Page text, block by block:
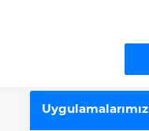
Uygulamalarımız